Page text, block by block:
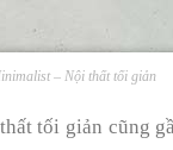
– Nội thất tối giản
tối giản cũng